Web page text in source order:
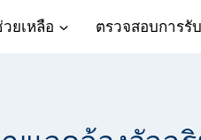
ยเหลือ ตรวจสอบการรั